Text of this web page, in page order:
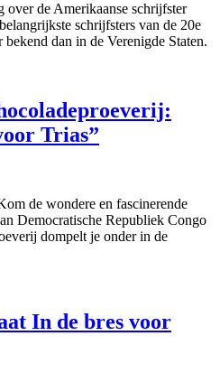
de Amerikaanse schrijfster
schrijfsters van de 20e
dan in de Verenigde Staten.
Trias”
de wondere en fascinerende
Democratische Republiek Congo
dompelt je onder in de
In de bres voor